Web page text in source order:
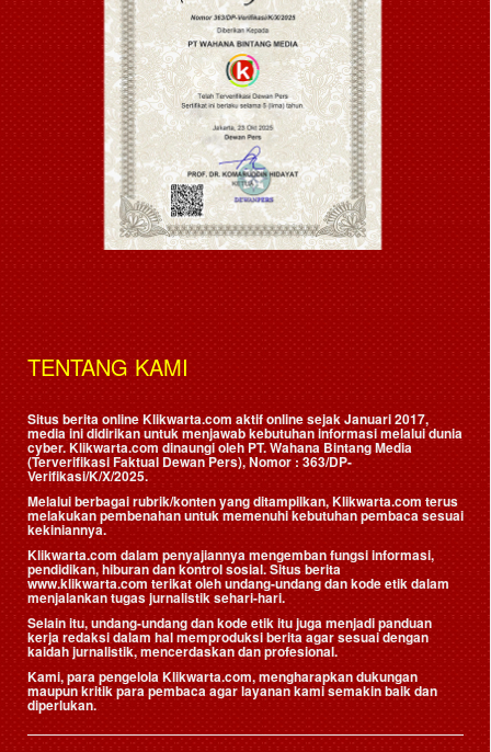
TENTANG KAMI
Situs berita online Klikwarta.com aktif online sejak Januari 2017,
media ini didirikan untuk menjawab kebutuhan informasi melalui dunia
cyber. Klikwarta.com dinaungi oleh PT. Wahana Bintang Media
(Terverifikasi Faktual Dewan Pers), Nomor : 363/DP-
Verifikasi/K/X/2025.
Melalui berbagai rubrik/konten yang ditampilkan, Klikwarta.com terus
melakukan pembenahan untuk memenuhi kebutuhan pembaca sesuai
kekiniannya.
Klikwarta.com dalam penyajiannya mengemban fungsi informasi,
pendidikan, hiburan dan kontrol sosial. Situs berita
www.klikwarta.com terikat oleh undang-undang dan kode etik dalam
menjalankan tugas jurnalistik sehari-hari.
Selain itu, undang-undang dan kode etik itu juga menjadi panduan
kerja redaksi dalam hal memproduksi berita agar sesuai dengan
kaidah jurnalistik, mencerdaskan dan profesional.
Kami, para pengelola Klikwarta.com, mengharapkan dukungan
maupun kritik para pembaca agar layanan kami semakin baik dan
diperlukan.